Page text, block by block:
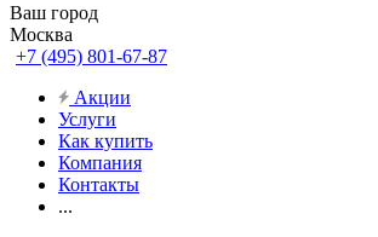
Ваш город
Москва
+7 (495) 801-67-87
Акции
Услуги
Как купить
Компания
Контакты
...